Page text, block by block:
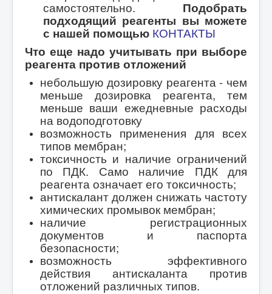
самостоятельно. Подобрать
подходящий реагенты вы можете
с нашей помощью КОНТАКТЫ
Что еще надо учитывать при выборе
реагента против отложений
небольшую дозировку реагента - чем
меньше дозировка реагента, тем
меньше ваши ежедневные расходы
на водоподготовку
возможность применения для всех
типов мембран;
токсичность и наличие ограничений
по ПДК. Само наличие ПДК для
реагента означает его токсичность;
антискалант должен снижать частоту
химических промывок мембран;
наличие регистрационных
документов и паспорта
безопасности;
возможность эффективного
действия антискаланта против
отложений различных типов.